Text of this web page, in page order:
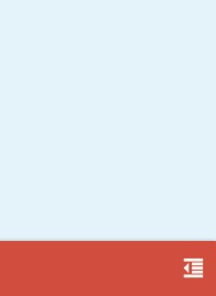
format_indent_decrease